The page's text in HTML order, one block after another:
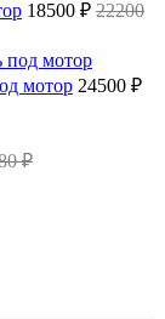
18500 ₽ 22200
мотор 24500 ₽
₽